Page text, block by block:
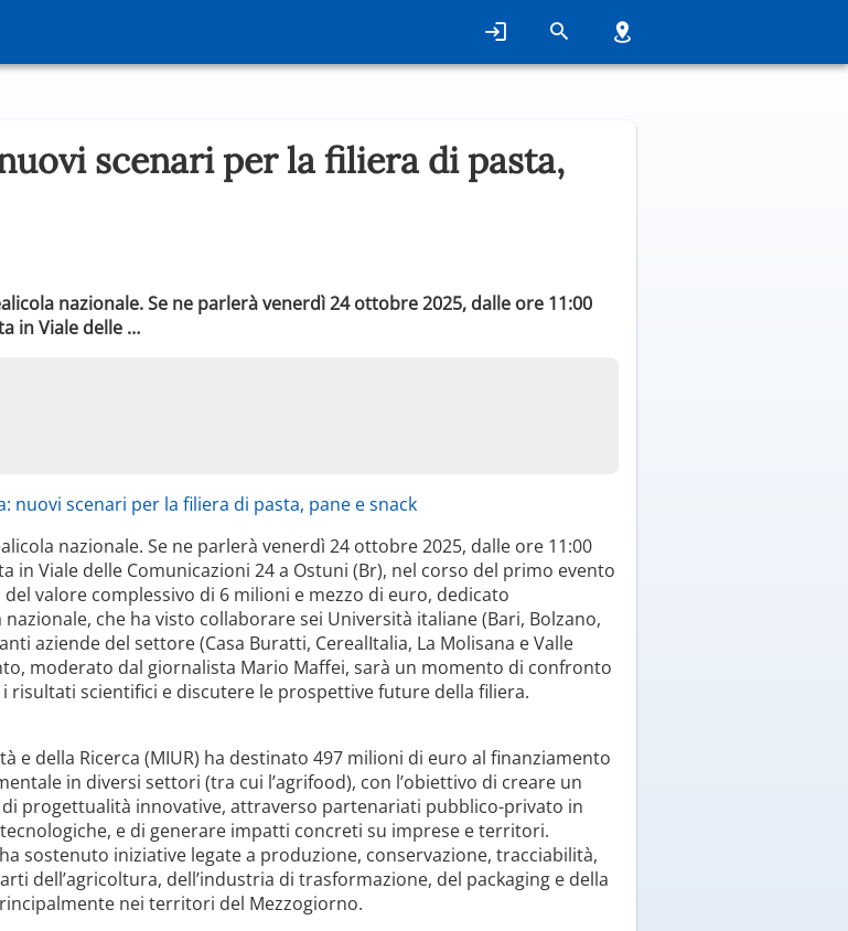
scenari per la filiera di pasta,
nazionale. Se ne parlerà venerdì 24 ottobre 2025, dalle ore 11:00
in Viale delle …
nazionale. Se ne parlerà venerdì 24 ottobre 2025, dalle ore 11:00
in Viale delle Comunicazioni 24 a Ostuni (Br), nel corso del primo evento
valore complessivo di 6 milioni e mezzo di euro, dedicato
che ha visto collaborare sei Università italiane (Bari, Bolzano,
aziende del settore (Casa Buratti, CerealItalia, La Molisana e Valle
moderato dal giornalista Mario Maffei, sarà un momento di confronto
scientifici e discutere le prospettive future della filiera.
e della Ricerca (MIUR) ha destinato 497 milioni di euro al finanziamento
in diversi settori (tra cui l’agrifood), con l’obiettivo di creare un
progettualità innovative, attraverso partenariati pubblico-privato in
e di generare impatti concreti su imprese e territori.
sostenuto iniziative legate a produzione, conservazione, tracciabilità,
dell’agricoltura, dell’industria di trasformazione, del packaging e della
nei territori del Mezzogiorno.